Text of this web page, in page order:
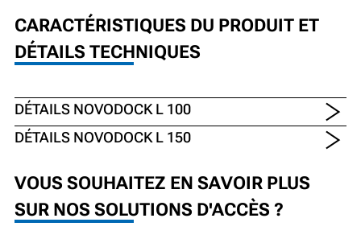
CARACTÉRISTIQUES DU PRODUIT ET
DÉTAILS TECHNIQUES
DÉTAILS NOVODOCK L 100
DÉTAILS NOVODOCK L 150
VOUS SOUHAITEZ EN SAVOIR PLUS
SUR NOS SOLUTIONS D'ACCÈS ?